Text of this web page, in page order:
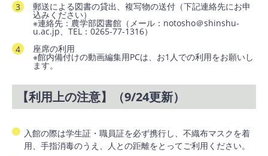
郵送による図書の貸出、複写物の送付（下記連絡先にお申
込みください）
※連絡先：農学部図書館（メール：notosho＠shinshu-
u.ac.jp、TEL：0265-77-1316）
座席の利用
※館内備付けの動画編集用PCは、お1人での利用をお願いし
ます。
【利用上の注意】（9/24更新）
入館の際は学生証・職員証を必ず携行し、 不織布マスクを着
用、手指消毒のうえ、人との距離をとってご利用ください。